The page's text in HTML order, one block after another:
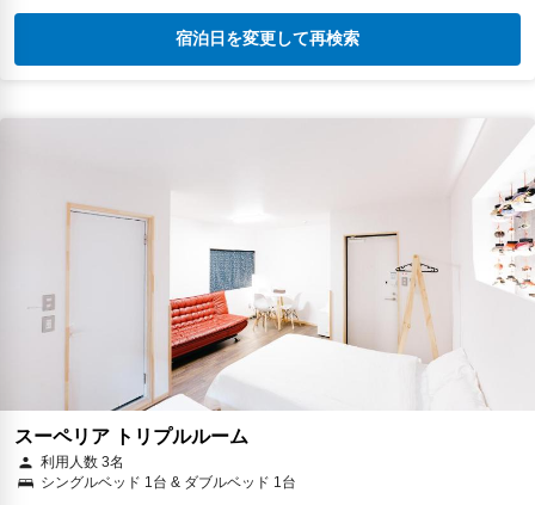
宿泊日を変更して再検索
スーペリア トリプルルーム
利用人数 3名
シングルベッド 1台 & ダブルベッド 1台